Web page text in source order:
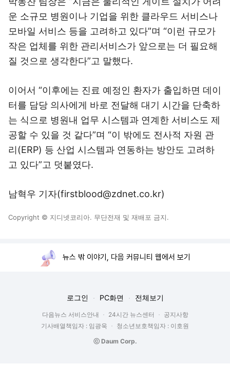
운 소규모 병원이나 기업을 위한 클라우드 서비스나
모바일 서비스 등을 고려하고 있다”며 “이런 규모가
작은 업체를 위한 관리서비스가 앞으로는 더 필요해
질 것으로 생각한다”고 말했다.
이어서 “이후에는 진료 예정인 환자가 출입하면 데이
터를 담당 의사에게 바로 전달해 대기 시간을 단축하
는 식으로 병원내 업무 시스템과 연계한 서비스도 제
공할 수 있을 것 같다”며 “이 밖에도 전사적 자원 관
리(ERP) 등 산업 시스템과 연동하는 방안도 고려하
고 있다”고 덧붙였다.
남혁우 기자(firstblood@zdnet.co.kr)
Copyright © 지디넷코리아. 무단전재 및 재배포 금지.
뉴스 밖 이야기, 다음 커뮤니티 웹에서 보기
로그인 PC화면 전체보기
다음뉴스 서비스안내 24시간 뉴스센터
공지사항
기사배열책임자 : 임광욱
청소년보호책임자 : 이호원
ⓒ Daum Corp.